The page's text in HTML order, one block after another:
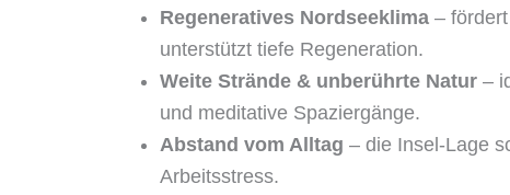
Regeneratives Nordseeklima –
unterstützt tiefe Regeneration.
Weite Strände & unberührte Natur –
und meditative Spaziergänge.
Abstand vom Alltag – die Insel-Lage
Arbeitsstress.